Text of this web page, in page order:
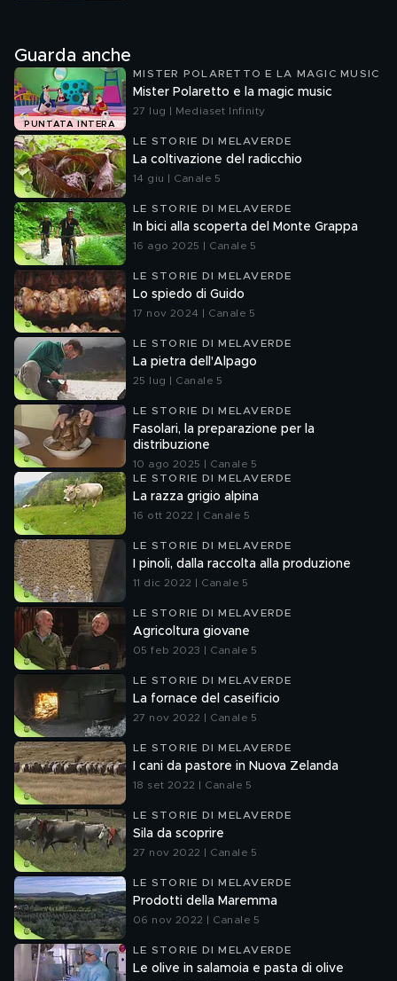
Guarda anche
PUNTATA INTERA
MISTER POLARETTO E LA MAGIC MUSIC
Mister Polaretto e la magic music
27 lug | Mediaset Infinity
LE STORIE DI MELAVERDE
La coltivazione del radicchio
14 giu | Canale 5
LE STORIE DI MELAVERDE
In bici alla scoperta del Monte Grappa
16 ago 2025 | Canale 5
LE STORIE DI MELAVERDE
Lo spiedo di Guido
17 nov 2024 | Canale 5
LE STORIE DI MELAVERDE
La pietra dell'Alpago
25 lug | Canale 5
LE STORIE DI MELAVERDE
Fasolari, la preparazione per la
distribuzione
10 ago 2025 | Canale 5
LE STORIE DI MELAVERDE
La razza grigio alpina
16 ott 2022 | Canale 5
LE STORIE DI MELAVERDE
I pinoli, dalla raccolta alla produzione
11 dic 2022 | Canale 5
LE STORIE DI MELAVERDE
Agricoltura giovane
05 feb 2023 | Canale 5
LE STORIE DI MELAVERDE
La fornace del caseificio
27 nov 2022 | Canale 5
LE STORIE DI MELAVERDE
I cani da pastore in Nuova Zelanda
18 set 2022 | Canale 5
LE STORIE DI MELAVERDE
Sila da scoprire
27 nov 2022 | Canale 5
LE STORIE DI MELAVERDE
Prodotti della Maremma
06 nov 2022 | Canale 5
LE STORIE DI MELAVERDE
Le olive in salamoia e pasta di olive